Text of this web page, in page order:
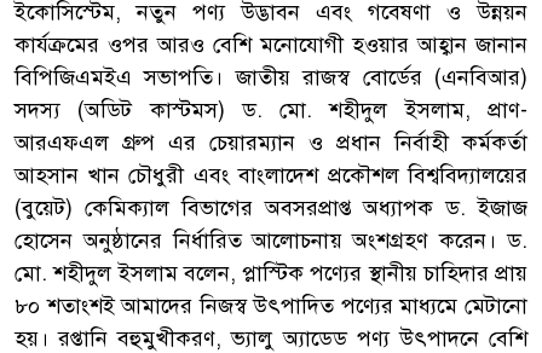
ইকোসিস্টেম, নতুন পণ্য উদ্ভাবন এবং গবেষণা ও উন্নয়ন
কার্যক্রমের ওপর আরও বেশি মনোযোগী হওয়ার আহ্বান জানান
বিপিজিএমইএ সভাপতি। জাতীয় রাজস্ব বোর্ডের (এনবিআর)
সদস্য (অডিট কাস্টমস) ড. মো. শহীদুল ইসলাম, প্রাণ-
আরএফএল গ্রুপ এর চেয়ারম্যান ও প্রধান নির্বাহী কর্মকর্তা
আহসান খান চৌধুরী এবং বাংলাদেশ প্রকৌশল বিশ্ববিদ্যালয়ের
(বুয়েট) কেমিক্যাল বিভাগের অবসরপ্রাপ্ত অধ্যাপক ড. ইজাজ
হোসেন অনুষ্ঠানের নির্ধারিত আলোচনায় অংশগ্রহণ করেন। ড.
মো. শহীদুল ইসলাম বলেন, প্লাস্টিক পণ্যের স্থানীয় চাহিদার প্রায়
৮০ শতাংশই আমাদের নিজস্ব উৎপাদিত পণ্যের মাধ্যমে মেটানো
হয়। রপ্তানি বহুমুখীকরণ, ভ্যালু অ্যাডেড পণ্য উৎপাদনে বেশি